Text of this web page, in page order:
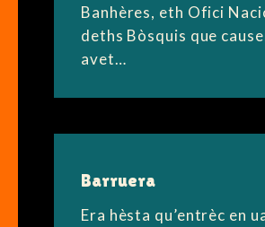
Banhères, eth Ofici
deths Bòsquis que
avet…
Barruera
Era hèsta qu’entrèc en